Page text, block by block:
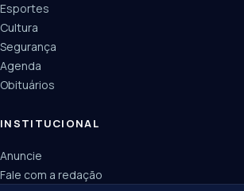
Esportes
Cultura
Segurança
Agenda
Obituários
INSTITUCIONAL
Anuncie
Fale com a redação